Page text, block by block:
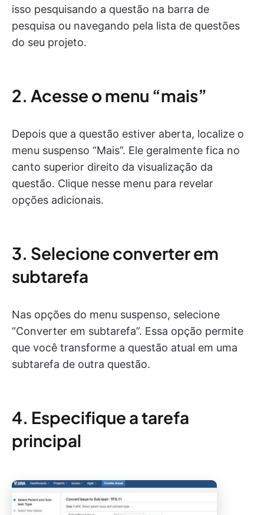
isso pesquisando a questão na barra de
pesquisa ou navegando pela lista de questões
do seu projeto.
2. Acesse o menu “mais”
Depois que a questão estiver aberta, localize o
menu suspenso “Mais”. Ele geralmente fica no
canto superior direito da visualização da
questão. Clique nesse menu para revelar
opções adicionais.
3. Selecione converter em
subtarefa
Nas opções do menu suspenso, selecione
“Converter em subtarefa”. Essa opção permite
que você transforme a questão atual em uma
subtarefa de outra questão.
4. Especifique a tarefa
principal